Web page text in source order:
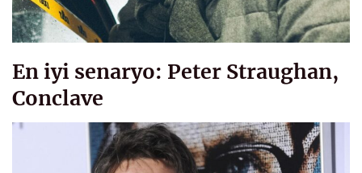
En iyi senaryo: Peter Straughan,
Conclave